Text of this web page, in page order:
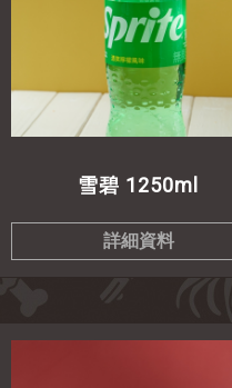
雪碧 1250ml
詳細資料